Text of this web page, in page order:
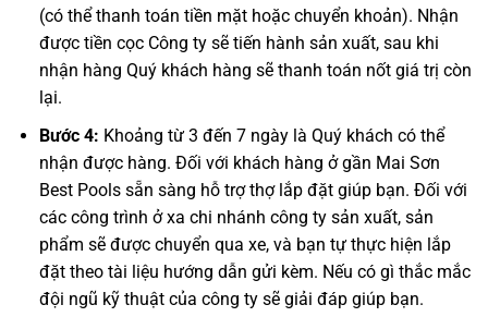
(có thể thanh toán tiền mặt hoặc chuyển khoản). Nhận
được tiền cọc Công ty sẽ tiến hành sản xuất, sau khi
nhận hàng Quý khách hàng sẽ thanh toán nốt giá trị còn
lại.
Bước 4: Khoảng từ 3 đến 7 ngày là Quý khách có thể
nhận được hàng. Đối với khách hàng ở gần Mai Sơn
Best Pools sẵn sàng hỗ trợ thợ lắp đặt giúp bạn. Đối với
các công trình ở xa chi nhánh công ty sản xuất, sản
phẩm sẽ được chuyển qua xe, và bạn tự thực hiện lắp
đặt theo tài liệu hướng dẫn gửi kèm. Nếu có gì thắc mắc
đội ngũ kỹ thuật của công ty sẽ giải đáp giúp bạn.